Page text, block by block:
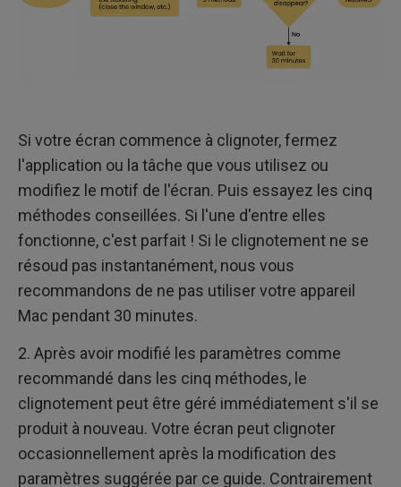
Si votre écran commence à clignoter, fermez
l'application ou la tâche que vous utilisez ou
modifiez le motif de l'écran. Puis essayez les cinq
méthodes conseillées. Si l'une d'entre elles
fonctionne, c'est parfait ! Si le clignotement ne se
résoud pas instantanément, nous vous
recommandons de ne pas utiliser votre appareil
Mac pendant 30 minutes.
2. Après avoir modifié les paramètres comme
recommandé dans les cinq méthodes, le
clignotement peut être géré immédiatement s'il se
produit à nouveau. Votre écran peut clignoter
occasionnellement après la modification des
paramètres suggérée par ce guide. Contrairement